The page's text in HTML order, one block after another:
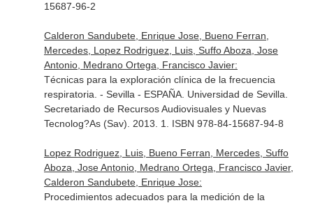
15687-96-2
Calderon Sandubete, Enrique Jose, Bueno Ferran,
Mercedes, Lopez Rodriguez, Luis, Suffo Aboza, Jose
Antonio, Medrano Ortega, Francisco Javier:
Técnicas para la exploración clínica de la frecuencia
respiratoria. - Sevilla - ESPAÑA. Universidad de Sevilla.
Secretariado de Recursos Audiovisuales y Nuevas
Tecnolog?As (Sav). 2013. 1. ISBN 978-84-15687-94-8
Lopez Rodriguez, Luis, Bueno Ferran, Mercedes, Suffo
Aboza, Jose Antonio, Medrano Ortega, Francisco Javier,
Calderon Sandubete, Enrique Jose:
Procedimientos adecuados para la medición de la